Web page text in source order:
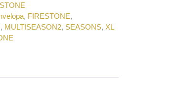
, FIRESTONE,
, MULTISEASON2, SEASONS, XL